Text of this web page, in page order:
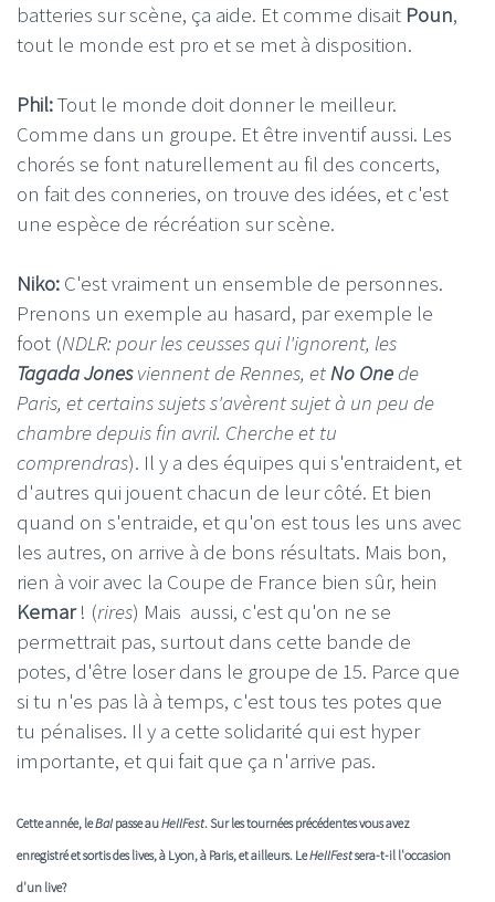
batteries sur scène, ça aide. Et comme disait Poun,
tout le monde est pro et se met à disposition.
Phil:Tout le monde doit donner le meilleur.
Comme dans un groupe. Et être inventif aussi. Les
chorés se font naturellement au fil des concerts,
on fait des conneries, on trouve des idées, et c'est
une espèce de récréation sur scène.
Niko: C'est vraiment un ensemble de personnes.
Prenons un exemple au hasard, par exemple le
foot (NDLR: pour les ceusses qui l'ignorent, les
Tagada Jonesviennent de Rennes, etNo Onede
Paris, et certains sujets s'avèrent sujet à un peu de
chambre depuis fin avril. Cherche et tu
comprendras). Il y a des équipes qui s'entraident, et
d'autres qui jouent chacun de leur côté. Et bien
quand on s'entraide, et qu'on est tous les uns avec
les autres, on arrive à de bons résultats. Mais bon,
rien à voir avec la Coupe de France bien sûr, hein
Kemar! (rires) Mais aussi, c'est qu'on ne se
permettrait pas, surtout dans cette bande de
potes, d'être loser dans le groupe de 15. Parce que
si tu n'es pas là à temps, c'est tous tes potes que
tu pénalises. Il y a cette solidarité qui est hyper
importante, et qui fait que ça n'arrive pas.
Cette année, leBal passe auHellFest. Sur les tournées précédentes vous avez
enregistré et sortis des lives, à Lyon, à Paris, et ailleurs. LeHellFestsera-t-il l'occasion
d'un live?